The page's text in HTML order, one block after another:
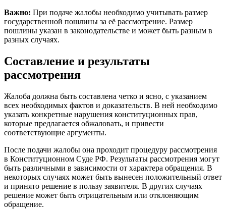
Важно: При подаче жалобы необходимо учитывать размер
государственной пошлины за её рассмотрение. Размер
пошлины указан в законодательстве и может быть разным в
разных случаях.
Составление и результаты
рассмотрения
Жалоба должна быть составлена четко и ясно, с указанием
всех необходимых фактов и доказательств. В ней необходимо
указать конкретные нарушения конституционных прав,
которые предлагается обжаловать, и привести
соответствующие аргументы.
После подачи жалобы она проходит процедуру рассмотрения
в Конституционном Суде РФ. Результаты рассмотрения могут
быть различными в зависимости от характера обращения. В
некоторых случаях может быть вынесен положительный ответ
и принято решение в пользу заявителя. В других случаях
решение может быть отрицательным или отклоняющим
обращение.